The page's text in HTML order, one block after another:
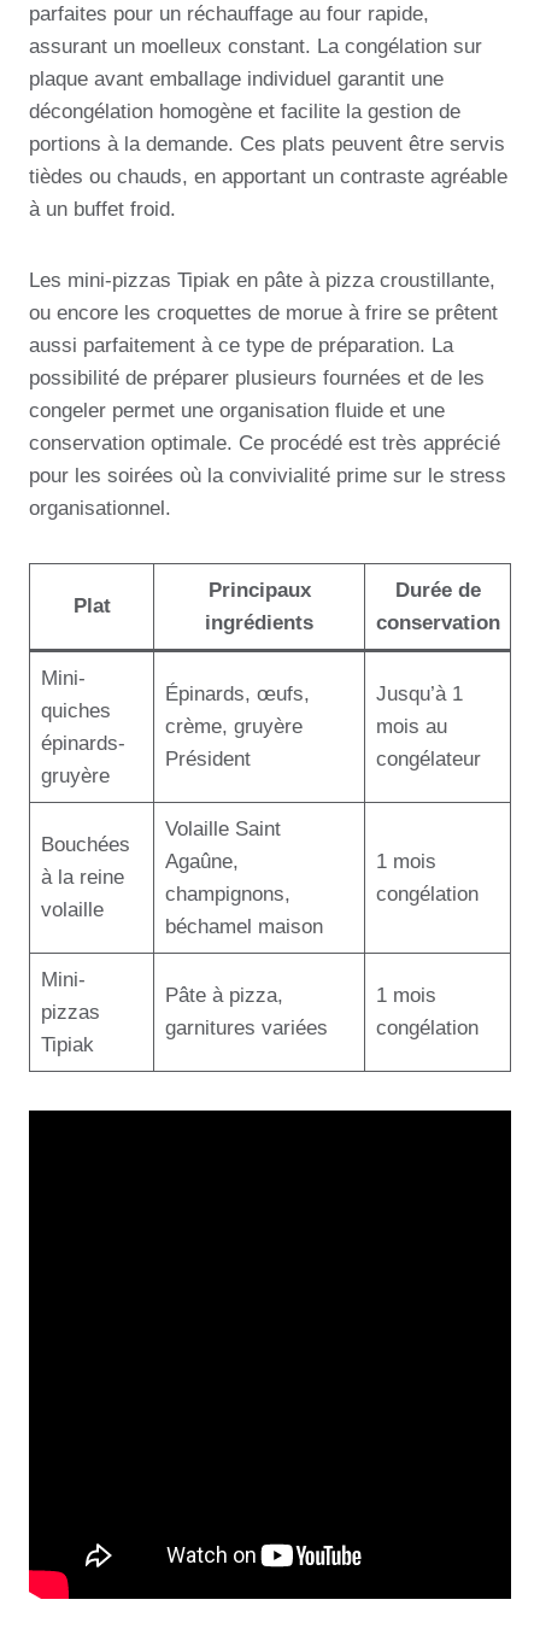
parfaites pour un réchauffage au four rapide,
assurant un moelleux constant. La congélation sur
plaque avant emballage individuel garantit une
décongélation homogène et facilite la gestion de
portions à la demande. Ces plats peuvent être servis
tièdes ou chauds, en apportant un contraste agréable
à un buffet froid.
Les mini-pizzas Tipiak en pâte à pizza croustillante,
ou encore les croquettes de morue à frire se prêtent
aussi parfaitement à ce type de préparation. La
possibilité de préparer plusieurs fournées et de les
congeler permet une organisation fluide et une
conservation optimale. Ce procédé est très apprécié
pour les soirées où la convivialité prime sur le stress
organisationnel.
Plat
Principaux
ingrédients
Durée de
conservation
Mini-
quiches
épinards-
gruyère
Épinards, œufs,
crème, gruyère
Président
Jusqu’à 1
mois au
congélateur
Bouchées
à la reine
volaille
Volaille Saint
Agaûne,
champignons,
béchamel maison
1 mois
congélation
Mini-
pizzas
Tipiak
Pâte à pizza,
garnitures variées
1 mois
congélation